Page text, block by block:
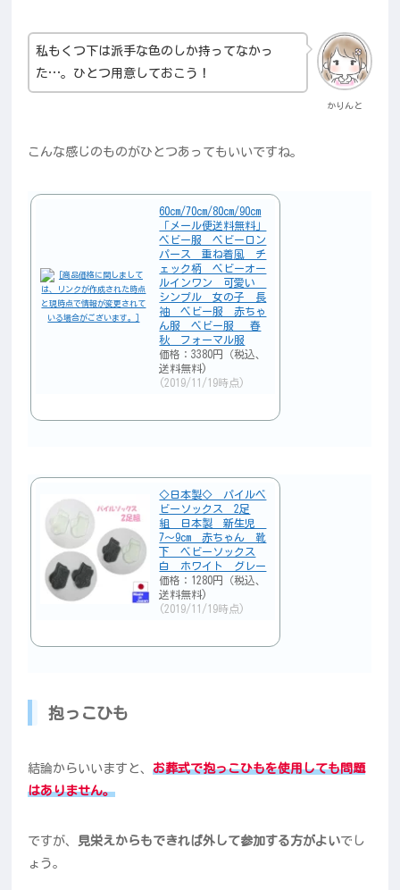
かりんと
私もくつ下は派手な色のしか持ってなかっ
た…。ひとつ用意しておこう！
こんな感じのものがひとつあってもいいですね。
60cm/70cm/80cm/90cm
「メール便送料無料」
ベビー服 ベビーロン
パース 重ね着風 チ
ェック柄 ベビーオー
ルインワン 可愛い
シンプル 女の子 長
袖 ベビー服 赤ちゃ
ん服 ベビー服 春
秋 フォーマル服
価格：3380円（税込、
送料無料)
(2019/11/19時点)
◇日本製◇ パイルベ
ビーソックス 2足
組 日本製 新生児
7〜9cm 赤ちゃん 靴
下 ベビーソックス
白 ホワイト グレー
価格：1280円（税込、
送料無料)
(2019/11/19時点)
抱っこひも
結論からいいますと、お葬式で抱っこひもを使用しても問題
はありません。
ですが、 見栄えからもできれば外して参加する方がよいでし
ょう。